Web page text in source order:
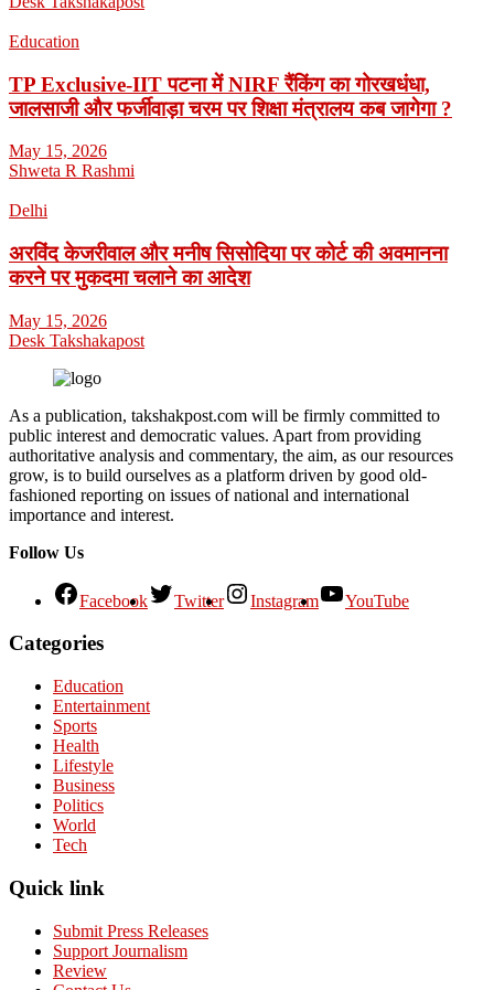
Education
TP Exclusive-IIT पटना में NIRF रैंकिंग का गोरखधंधा,
जालसाजी और फर्जीवाड़ा चरम पर शिक्षा मंत्रालय कब जागेगा ?
May 15, 2026
Shweta R Rashmi
Delhi
अरविंद केजरीवाल और मनीष सिसोदिया पर कोर्ट की अवमानना
करने पर मुकदमा चलाने का आदेश
May 15, 2026
Desk Takshakapost
As a publication, takshakpost.com will be firmly committed to
public interest and democratic values. Apart from providing
authoritative analysis and commentary, the aim, as our resources
grow, is to build ourselves as a platform driven by good old-
fashioned reporting on issues of national and international
importance and interest.
Follow Us
Facebook Twitter Instagram YouTube
Categories
Education
Entertainment
Sports
Health
Lifestyle
Business
Politics
World
Tech
Quick link
Submit Press Releases
Support Journalism
Review